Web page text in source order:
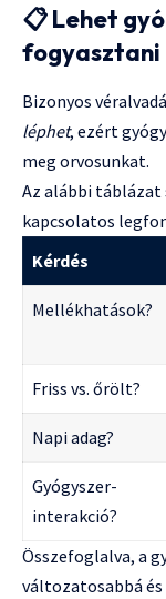
📋Lehet
fogyasztani
Bizonyos
léphet, ezért
meg orvosunkat.
Az alábbi táblázat
kapcsolatos
Kérdés
Mellékhatások?
Friss vs. őrölt?
Napi adag?
Gyógyszer-
interakció?
Összefoglalva, a
változatosabbá